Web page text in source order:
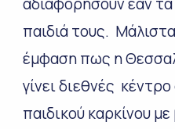
παιδιά τους.
έμφαση πως η
γίνει διεθνές
παιδικού καρκίνου